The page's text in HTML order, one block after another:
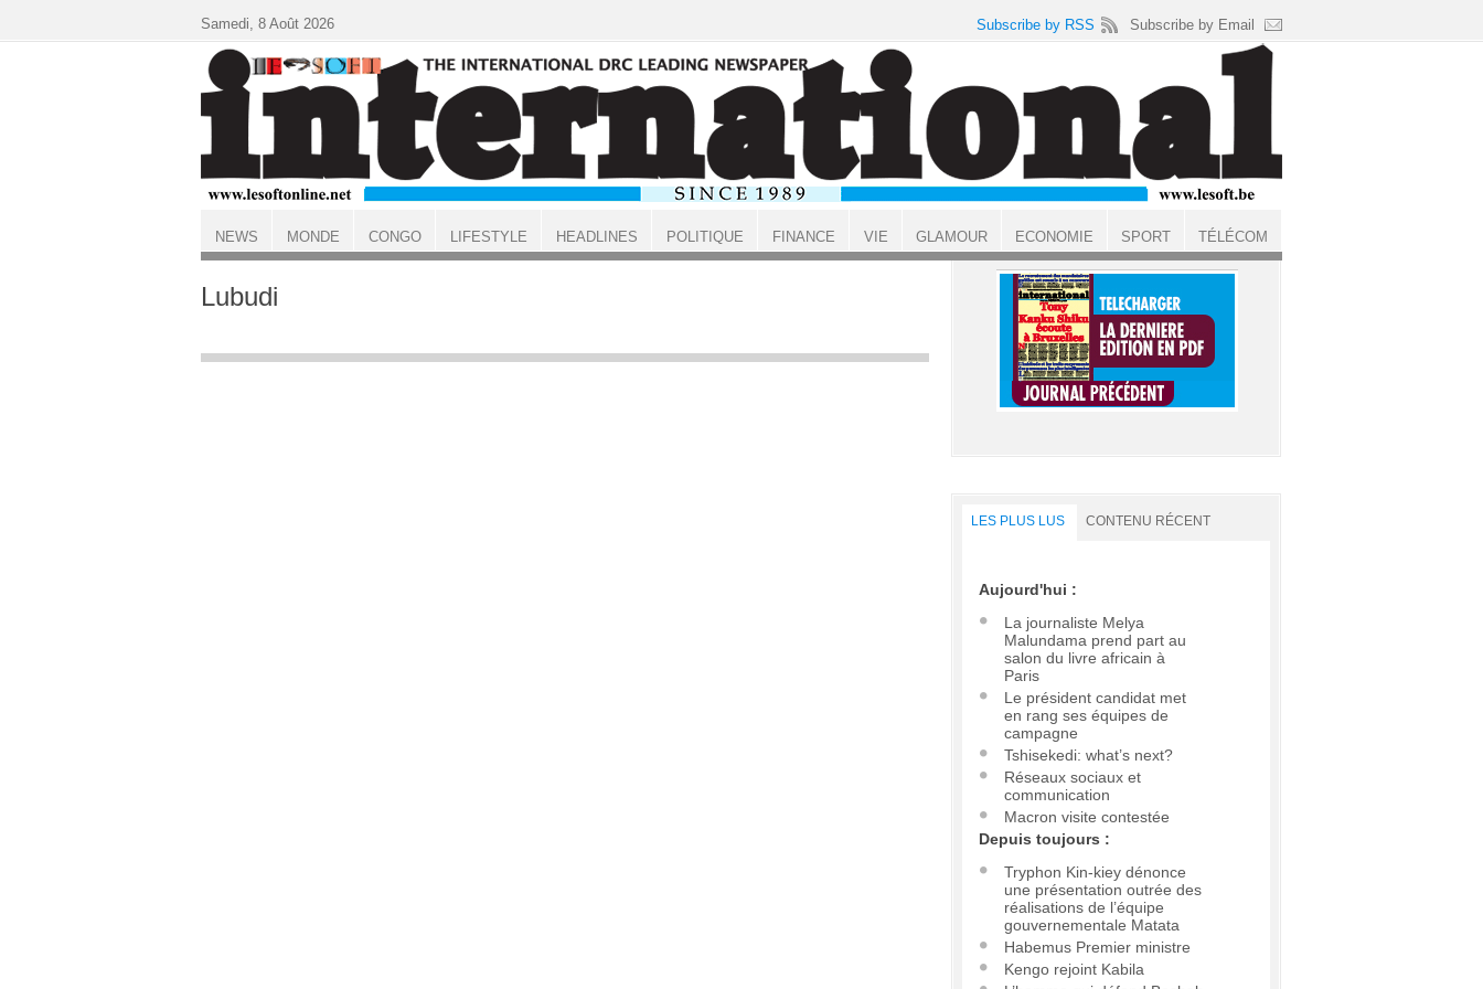
ACCUEIL
Lubudi
LES PLUS LUS CONTENU RÉCENT
Aujourd'hui :
La journaliste Melya
Malundama prend part au
salon du livre africain à
Paris
Le président candidat met
en rang ses équipes de
campagne
Tshisekedi: what’s next?
Réseaux sociaux et
communication
Macron visite contestée
Depuis toujours :
Tryphon Kin-kiey dénonce
une présentation outrée des
réalisations de l’équipe
gouvernementale Matata
Habemus Premier ministre
Kengo rejoint Kabila
Samedi, 8 Août 2026 Subscribe by RSS Subscribe by Email
NEWS MONDE CONGO LIFESTYLE HEADLINES POLITIQUE FINANCE VIE GLAMOUR ECONOMIE SPORT TÉLÉCOM